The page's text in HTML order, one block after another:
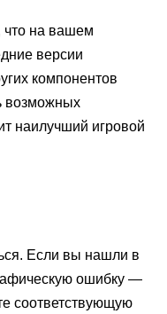
что на вашем
версии
компонентов
возможных
наилучший игровой
Если вы нашли в
ошибку —
соответствующую